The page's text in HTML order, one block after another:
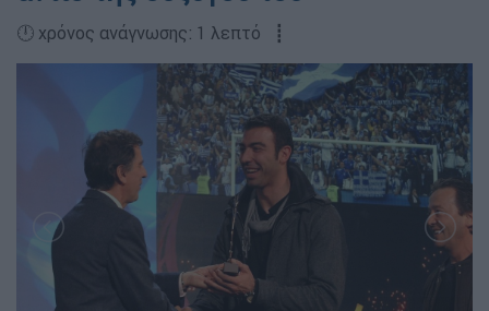
🕛 χρόνος ανάγνωσης: 1 λεπτό ┋